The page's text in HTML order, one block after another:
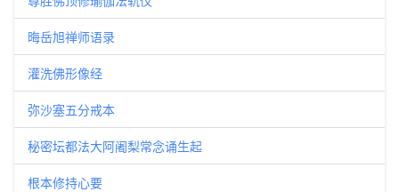
晦岳旭禅师语录
灌洗佛形像经
弥沙塞五分戒本
秘密坛都法大阿阇梨常念诵生起
根本修持心要